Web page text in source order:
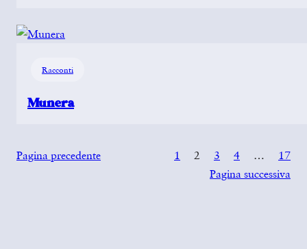
Racconti
Munera
Pagina precedente 1 2 3 4 …
17
Pagina successiva